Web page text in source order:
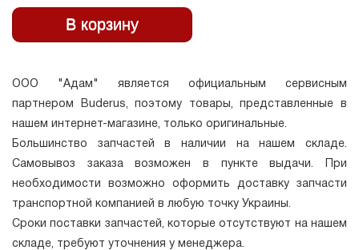
ООО "Адам" является официальным сервисным
партнером Buderus, поэтому товары, представленные в
нашем интернет-магазине, только оригинальные.
Большинство запчастей в наличии на нашем складе.
Самовывоз заказа возможен в пункте выдачи. При
необходимости возможно оформить доставку запчасти
транспортной компанией в любую точку Украины.
Сроки поставки запчастей, которые отсутствуют на нашем
складе, требуют уточнения у менеджера.